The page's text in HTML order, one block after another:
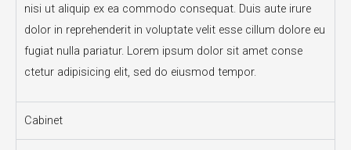
nisi ut aliquip ex ea commodo consequat. Duis aute irure
dolor in reprehenderit in voluptate velit esse cillum dolore eu
fugiat nulla pariatur. Lorem ipsum dolor sit amet conse
ctetur adipisicing elit, sed do eiusmod tempor.
Cabinet